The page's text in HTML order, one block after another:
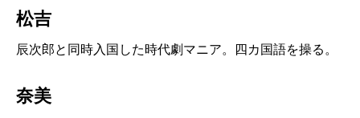
松吉
辰次郎と同時入国した時代劇マニア。四カ国語を操る。
奈美